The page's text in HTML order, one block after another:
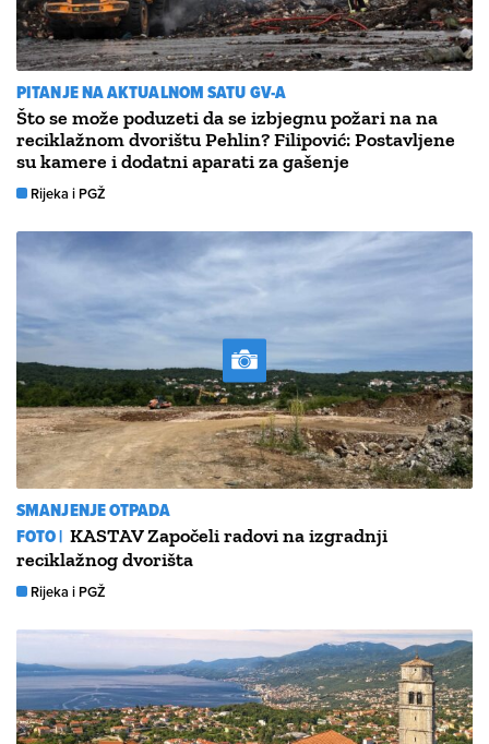
PITANJE NA AKTUALNOM SATU GV-A
Što se može poduzeti da se izbjegnu požari na na
reciklažnom dvorištu Pehlin? Filipović: Postavljene
su kamere i dodatni aparati za gašenje
Rijeka i PGŽ
SMANJENJE OTPADA
FOTO | KASTAV Započeli radovi na izgradnji
reciklažnog dvorišta
Rijeka i PGŽ